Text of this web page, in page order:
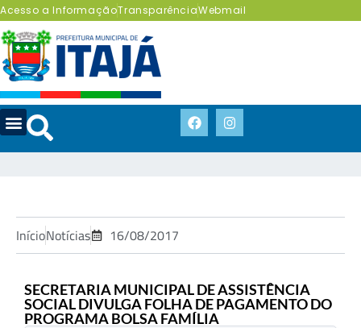
Acesso a InformaçãoTransparênciaWebmail
InícioNotícias 16/08/2017
SECRETARIA MUNICIPAL DE ASSISTÊNCIA
SOCIAL DIVULGA FOLHA DE PAGAMENTO DO
PROGRAMA BOLSA FAMÍLIA